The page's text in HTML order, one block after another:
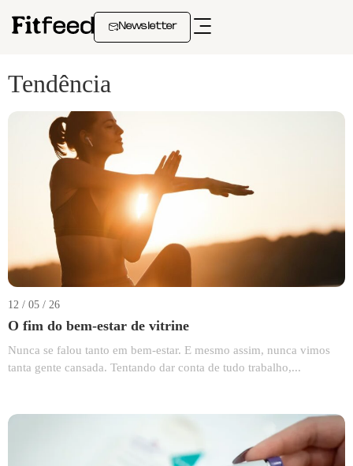
Newsletter
Tendência
12 / 05 / 26
O fim do bem-estar de vitrine
Nunca se falou tanto em bem-estar. E mesmo assim, nunca vimos
tanta gente cansada. Tentando dar conta de tudo trabalho,...